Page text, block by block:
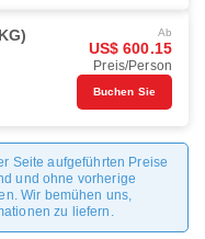
Ab
US$ 600.15
Preis/Person
Buchen Sie
Seite aufgeführten Preise
und ohne vorherige
Wir bemühen uns,
zu liefern.